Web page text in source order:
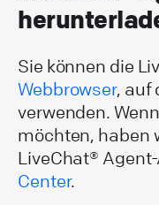
Sie können die
Webbrowser, auf
verwenden.
möchten, haben
LiveChat®
Center.